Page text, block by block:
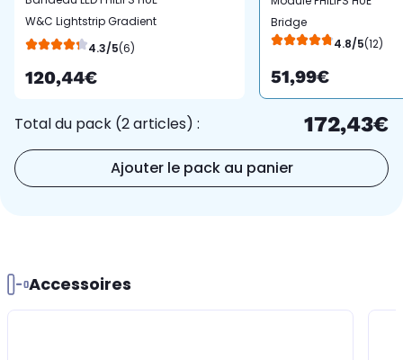
W&C Lightstrip Gradient
2M+base
4.3/5(6)
120,44€
Bridge
4.8/5(12)
51,99€
Total du pack (2 articles) : 172,43€
Ajouter le pack au panier
Accessoires